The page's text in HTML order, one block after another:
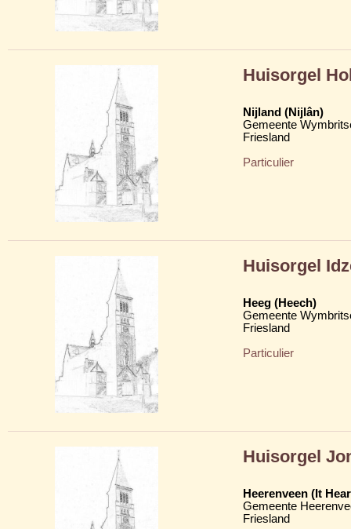
Huisorgel
Nijland (Nijlân)
Gemeente
Friesland
Particulier
Huisorgel
Heeg (Heech)
Gemeente
Friesland
Particulier
Huisorgel
Heerenveen (It
Gemeente
Friesland